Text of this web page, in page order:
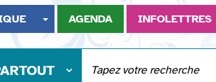
AGENDA INFOLETTRES